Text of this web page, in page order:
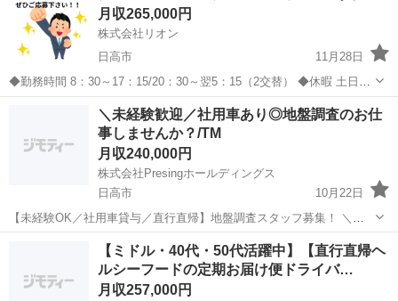
月収265,000円
株式会社リオン
日高市
11月28日
◆勤務時間 8：30～17：15/20：30～翌5：15（2交替） ◆休暇 土日休
み※職場カレンダーによる 長期休暇（夏季、GW、年末年始） ◆月給
26万5000円～ ※経験・能力を考慮して決定します...
工場 社会保険
＼未経験歓迎／社用車あり◎地盤調査のお仕
事しませんか？/TM
月収240,000円
株式会社Presingホールディングス
日高市
10月22日
【未経験OK／社用車貸与／直行直帰】地盤調査スタッフ募集！ ＼体
を動かすのが好きな方にピッタリ／ 住宅や建築現場の地盤調査を行う
お仕事です。 社用車・調査機械・ガソリン代・ETC費用すべて会社負
担！ 未経験でも先輩が1〜1...
測量 未経験
【ミドル・40代・50代活躍中】【直行直帰ヘ
ルシーフードの定期お届け便ドライバ…
月収257,000円